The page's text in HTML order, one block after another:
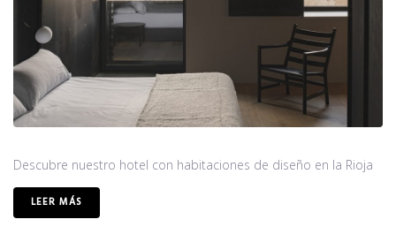
Descubre nuestro hotel con habitaciones de diseño en la Rioja
LEER MÁS